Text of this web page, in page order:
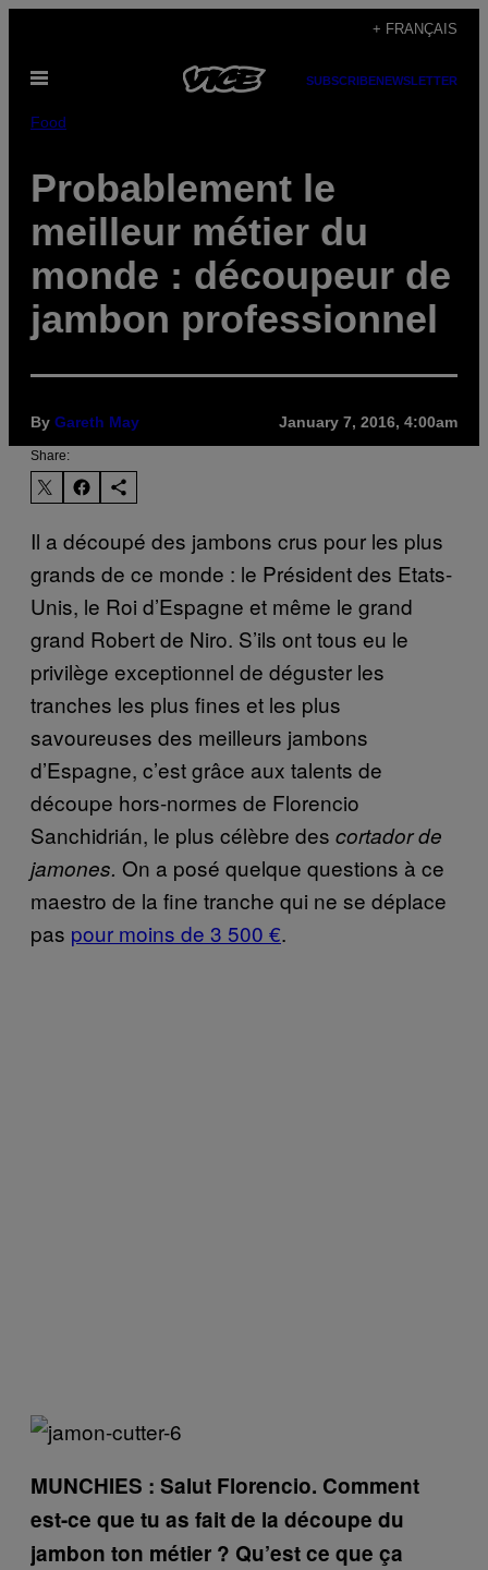
content
+ FRANÇAIS
Open
SUBSCRIBENEWSLETTER
Food
Probablement le
meilleur métier du
monde : découpeur de
jambon professionnel
By Gareth May January 7, 2016, 4:00am
Share:
Il a découpé des jambons crus pour les plus
grands de ce monde : le Président des Etats-
Unis, le Roi d’Espagne et même le grand
grand Robert de Niro. S’ils ont tous eu le
privilège exceptionnel de déguster les
tranches les plus fines et les plus
savoureuses des meilleurs jambons
d’Espagne, c’est grâce aux talents de
découpe hors-normes de Florencio
Sanchidrián, le plus célèbre des cortador de
jamones. On a posé quelque questions à ce
maestro de la fine tranche qui ne se déplace
pas pour moins de 3 500 €.
MUNCHIES : Salut Florencio. Comment
est-ce que tu as fait de la découpe du
jambon ton métier ? Qu’est ce que ça